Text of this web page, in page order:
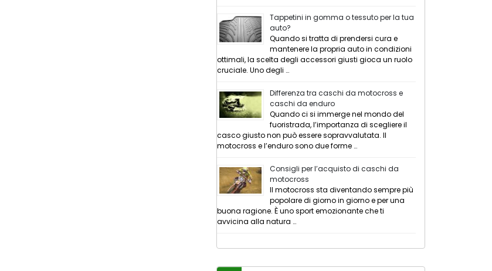
Tappetini in gomma o tessuto per la tua
auto?
Quando si tratta di prendersi cura e
mantenere la propria auto in condizioni
ottimali, la scelta degli accessori giusti gioca un ruolo
cruciale. Uno degli …
Differenza tra caschi da motocross e
caschi da enduro
Quando ci si immerge nel mondo del
fuoristrada, l’importanza di scegliere il
casco giusto non può essere sopravvalutata. Il
motocross e l’enduro sono due forme …
Consigli per l’acquisto di caschi da
motocross
Il motocross sta diventando sempre più
popolare di giorno in giorno e per una
buona ragione. È uno sport emozionante che ti
avvicina alla natura …